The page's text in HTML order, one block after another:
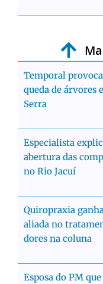
Temporal
queda de árvores
Serra
Especialista
abertura das
no Rio Jacuí
Quiropraxia
aliada no
dores na coluna
Esposa do PM